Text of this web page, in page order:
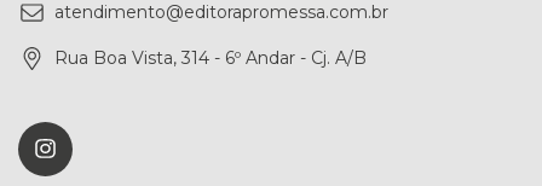
atendimento@editorapromessa.com.br
Rua Boa Vista, 314 - 6º Andar - Cj. A/B